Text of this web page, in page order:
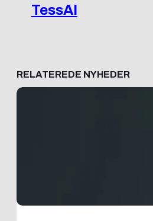
TessAI
RELATEREDE NYHEDER